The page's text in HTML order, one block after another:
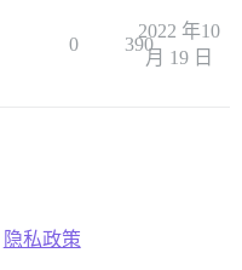
0 390
2022 年10
月 19 日
隐私政策